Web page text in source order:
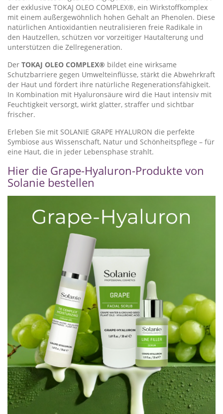
der exklusive TOKAJ OLEO COMPLEX®, ein Wirkstoffkomplex
mit einem außergewöhnlich hohen Gehalt an Phenolen. Diese
natürlichen Antioxidantien neutralisieren freie Radikale in
den Hautzellen, schützen vor vorzeitiger Hautalterung und
unterstützen die Zellregeneration.
Der TOKAJ OLEO COMPLEX® bildet eine wirksame
Schutzbarriere gegen Umwelteinflüsse, stärkt die Abwehrkraft
der Haut und fördert ihre natürliche Regenerationsfähigkeit.
In Kombination mit Hyaluronsäure wird die Haut intensiv mit
Feuchtigkeit versorgt, wirkt glatter, straffer und sichtbar
frischer.
Erleben Sie mit SOLANIE GRAPE HYALURON die perfekte
Symbiose aus Wissenschaft, Natur und Schönheitspflege – für
eine Haut, die in jeder Lebensphase strahlt.
Hier die Grape-Hyaluron-Produkte von
Solanie bestellen